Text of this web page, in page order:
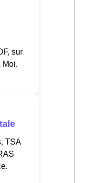
sur
Moi.
TSA